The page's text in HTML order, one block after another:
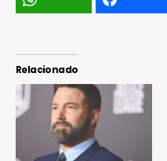
Relacionado